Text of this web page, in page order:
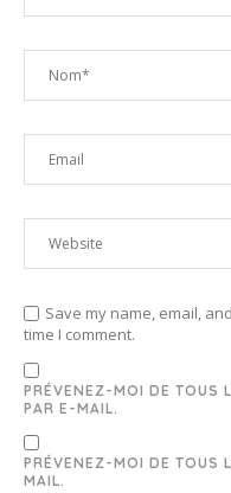
Save my name, email,
time I comment.
PRÉVENEZ-MOI DE TOUS
PAR E-MAIL.
PRÉVENEZ-MOI DE TOUS
MAIL.